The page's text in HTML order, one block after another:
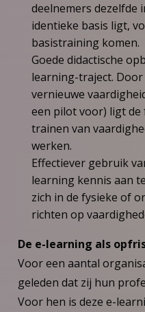
deelnemers dezelfde
identieke basis ligt,
basistraining komen.
Goede didactische
learning-traject.
vernieuwe
een pilot voor) ligt
trainen van
werken.
Effectiever gebruik
learning kennis aan
zich in de fysieke of
richten op
De e-learning als
Voor een aantal
geleden dat zij hun
Voor hen is deze e-